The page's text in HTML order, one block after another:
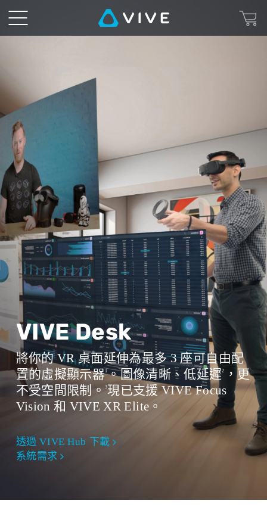
Desk
實
VIVE
台
灣
VIVE Desk
將你的 VR 桌面延伸為最多 3 座可自由配
置的虛擬顯示器1。圖像清晰、低延遲2
，更
不受空間限制。
3現已支援 VIVE Focus
Vision 和 VIVE XR Elite。
透過 VIVE Hub 下載
系統需求
PC
VIVE Desk 軟體
單一虛擬螢幕
VR 頭戴式顯示器
VIVE Focus Vision 或 VIVE XR Elite
（1.0.999.472 或更高韌體版本）
處理器
Intel® CoreTM i3 或
AMD RyzenTM3 同等或更高版本
記憶體
8 GB RAM 或更多
作業系統
Windows® 11 或 Windows 10® (20H2)
USB 連接埠
USB 3.0 連接埠 x1
Mac
Apple M1 晶片或更高版本